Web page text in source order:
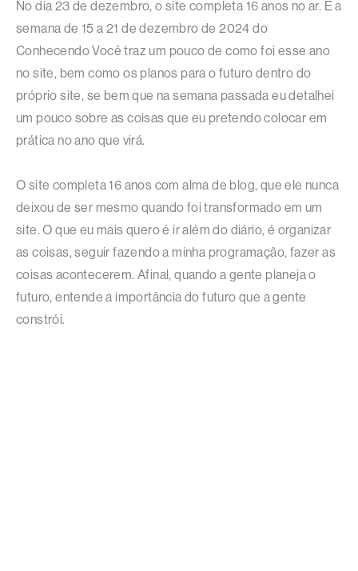
No dia 23 de dezembro, o site completa 16 anos no ar. E a
semana de 15 a 21 de dezembro de 2024 do
Conhecendo Você traz um pouco de como foi esse ano
no site, bem como os planos para o futuro dentro do
próprio site, se bem que na semana passada eu detalhei
um pouco sobre as coisas que eu pretendo colocar em
prática no ano que virá.
O site completa 16 anos com alma de blog, que ele nunca
deixou de ser mesmo quando foi transformado em um
site. O que eu mais quero é ir além do diário, é organizar
as coisas, seguir fazendo a minha programação, fazer as
coisas acontecerem. Afinal, quando a gente planeja o
futuro, entende a importância do futuro que a gente
constrói.